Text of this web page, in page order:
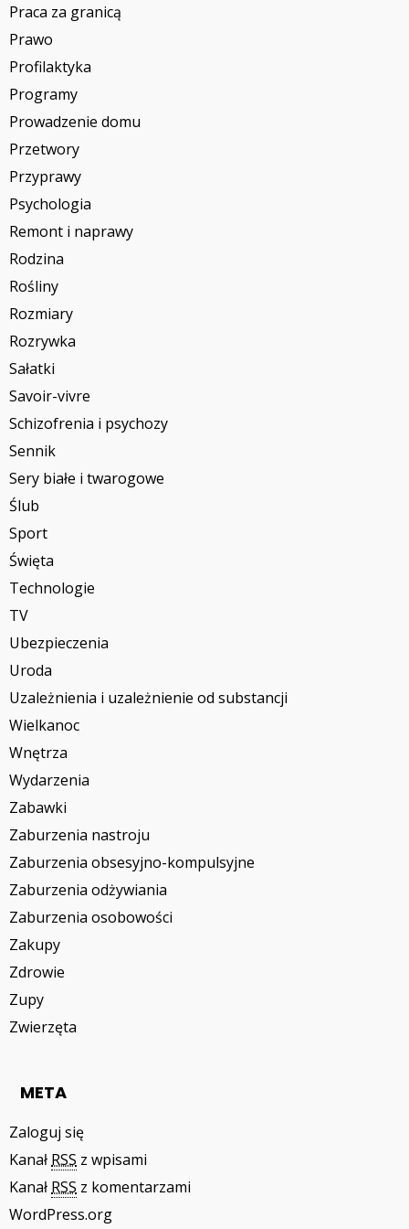
Praca za granicą
Prawo
Profilaktyka
Programy
Prowadzenie domu
Przetwory
Przyprawy
Psychologia
Remont i naprawy
Rodzina
Rośliny
Rozmiary
Rozrywka
Sałatki
Savoir-vivre
Schizofrenia i psychozy
Sennik
Sery białe i twarogowe
Ślub
Sport
Święta
Technologie
TV
Ubezpieczenia
Uroda
Uzależnienia i uzależnienie od substancji
Wielkanoc
Wnętrza
Wydarzenia
Zabawki
Zaburzenia nastroju
Zaburzenia obsesyjno-kompulsyjne
Zaburzenia odżywiania
Zaburzenia osobowości
Zakupy
Zdrowie
Zupy
Zwierzęta
META
Zaloguj się
Kanał RSS z wpisami
Kanał RSS z komentarzami
WordPress.org